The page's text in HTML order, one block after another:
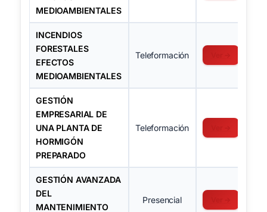
MEDIOAMBIENTALES
INCENDIOS
FORESTALES
EFECTOS
MEDIOAMBIENTALES
Teleformación
GESTIÓN
EMPRESARIAL DE
UNA PLANTA DE
HORMIGÓN
PREPARADO
Teleformación
GESTIÓN AVANZADA
DEL
MANTENIMIENTO
Presencial